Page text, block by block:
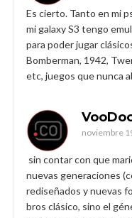
Es cierto. Tanto en mi
mi galaxy S3 tengo
para poder jugar
Bomberman, 1942,
etc, juegos que nunca
noviembre
sin contar con que
nuevas generaciones
rediseñados y nuevas
bros clásico, sino el